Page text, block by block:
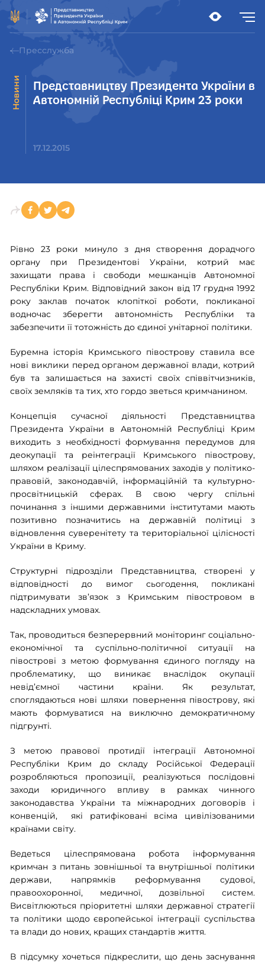
Пресслужба
Новини
Представництву Президента України в
Автономній Республіці Крим 23 роки
17.12.2015
Рівно 23 роки минуло з дня створення дорадчого
органу при Президентові України, котрий має
захищати права і свободи мешканців Автономної
Республіки Крим. Відповідний закон від 17 грудня 1992
року заклав початок клопіткої роботи, покликаної
водночас зберегти автономність Республіки та
забезпечити її тотожність до єдиної унітарної політики.
Буремна історія Кримського півострову ставила все
нові виклики перед органом державної влади, котрий
був та залишається на захисті своїх співвітчизників,
своїх земляків та тих, хто гордо зветься кримчанином.
Концепція сучасної діяльності Представництва
Президента України в Автономній Республіці Крим
виходить з необхідності формування передумов для
деокупації та реінтеграції Кримського півострову,
шляхом реалізації цілеспрямованих заходів у політико-
правовій, законодавчій, інформаційній та культурно-
просвітницькій сферах. В свою чергу спільні
починання з іншими державними інститутами мають
позитивно позначитись на державній політиці з
відновлення суверенітету та територіальної цілісності
України в Криму.
Структурні підрозділи Представництва, створені у
відповідності до вимог сьогодення, покликані
підтримувати зв’язок з Кримським півостровом в
надскладних умовах.
Так, проводиться безперервний моніторинг соціально-
економічної та суспільно-політичної ситуації на
півострові з метою формування єдиного погляду на
проблематику, що виникає внаслідок окупації
невід’ємної частини країни. Як результат,
споглядаються нові шляхи повернення півострову, які
мають формуватися на виключно демократичному
підгрунті.
З метою правової протидії інтеграції Автономної
Республіки Крим до складу Російської Федерації
розробляються пропозиції, реалізуються послідовні
заходи юридичного впливу в рамках чинного
законодавства України та міжнародних договорів і
конвенцій, які ратифіковані всіма цивілізованими
країнами світу.
Ведеться цілеспрямована робота інформування
кримчан з питань зовнішньої та внутрішньої політики
держави, напрямків реформування судової,
правоохоронної, медичної, дозвільної систем.
Висвітлюються пріоритетні шляхи державної стратегії
та політики щодо європейської інтеграції суспільства
та влади до нових, кращих стандартів життя.
В підсумку хочеться підкреслити, що день заснування